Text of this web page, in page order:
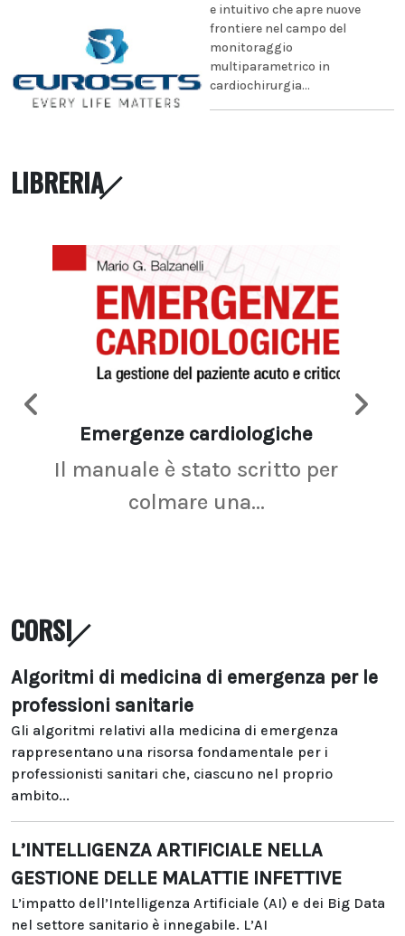
e intuitivo che apre nuove
frontiere nel campo del
monitoraggio
multiparametrico in
cardiochirurgia...
LIBRERIA
Emergenze cardiologiche
Il manuale è stato scritto per
colmare una...
CORSI
Algoritmi di medicina di emergenza per le
professioni sanitarie
Gli algoritmi relativi alla medicina di emergenza
rappresentano una risorsa fondamentale per i
professionisti sanitari che, ciascuno nel proprio
ambito...
L’INTELLIGENZA ARTIFICIALE NELLA
GESTIONE DELLE MALATTIE INFETTIVE
L’impatto dell’Intelligenza Artificiale (AI) e dei Big Data
nel settore sanitario è innegabile. L’AI